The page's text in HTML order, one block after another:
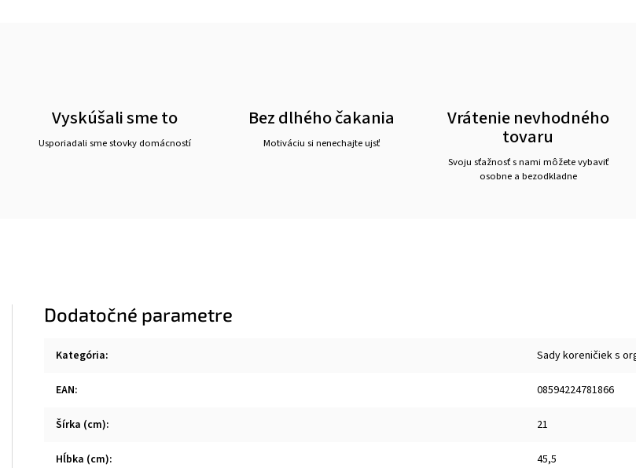
Vyskúšali sme to
Usporiadali sme stovky domácností
Bez dlhého čakania
Motiváciu si nenechajte ujsť
Vrátenie nevhodného
tovaru
Svoju sťažnosť s nami môžete vybaviť
osobne a bezodkladne
Dodatočné parametre
Kategória: Sady koreničiek s
EAN: 08594224781866
Šírka (cm): 21
Hĺbka (cm): 45,5